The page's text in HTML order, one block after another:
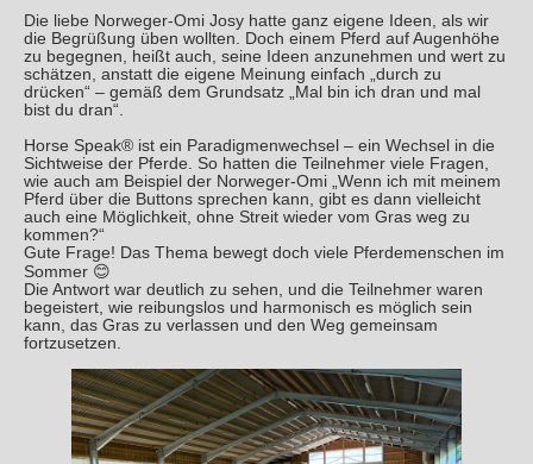
Die liebe Norweger-Omi Josy hatte ganz eigene Ideen, als wir
die Begrüßung üben wollten. Doch einem Pferd auf Augenhöhe
zu begegnen, heißt auch, seine Ideen anzunehmen und wert zu
schätzen, anstatt die eigene Meinung einfach „durch zu
drücken“ – gemäß dem Grundsatz „Mal bin ich dran und mal
bist du dran“.
Horse Speak® ist ein Paradigmenwechsel – ein Wechsel in die
Sichtweise der Pferde. So hatten die Teilnehmer viele Fragen,
wie auch am Beispiel der Norweger-Omi „Wenn ich mit meinem
Pferd über die Buttons sprechen kann, gibt es dann vielleicht
auch eine Möglichkeit, ohne Streit wieder vom Gras weg zu
kommen?“
Gute Frage! Das Thema bewegt doch viele Pferdemenschen im
Sommer 😊
Die Antwort war deutlich zu sehen, und die Teilnehmer waren
begeistert, wie reibungslos und harmonisch es möglich sein
kann, das Gras zu verlassen und den Weg gemeinsam
fortzusetzen.